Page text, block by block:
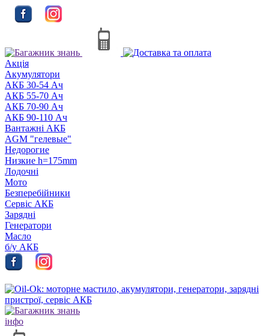
Акцiя
Акумулятори
АКБ 30-54 Ач
АКБ 55-70 Ач
АКБ 70-90 Ач
АКБ 90-110 Ач
Вантажні АКБ
AGM "гелевые"
Недорогие
Низкие h=175mm
Лодочні
Мото
Безперебійники
Сервiс АКБ
Зарядні
Генератори
Масло
б/у АКБ
інфо